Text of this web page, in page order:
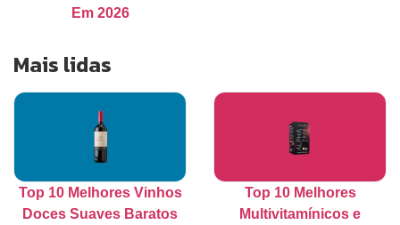
Em 2026
Mais lidas
Top 10 Melhores Vinhos
Doces Suaves Baratos
Top 10 Melhores
Multivitamínicos e